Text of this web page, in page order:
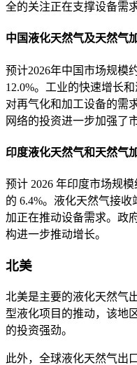
全的关注正在支撑设备需求
中国液化天然气及天然气
预计2026年中国市场规模
12.0%。工业的快速增长
对再气化和加工设备的需
网络的投资进一步加强了
印度液化天然气和天然气
预计 2026 年印度市场规
的 6.4%。液化天然气接
加正在推动设备需求。政
构进一步推动增长。
北美
北美是主要的液化天然气
型液化项目的推动，该地
的投资强劲。
此外，全球液化天然气出